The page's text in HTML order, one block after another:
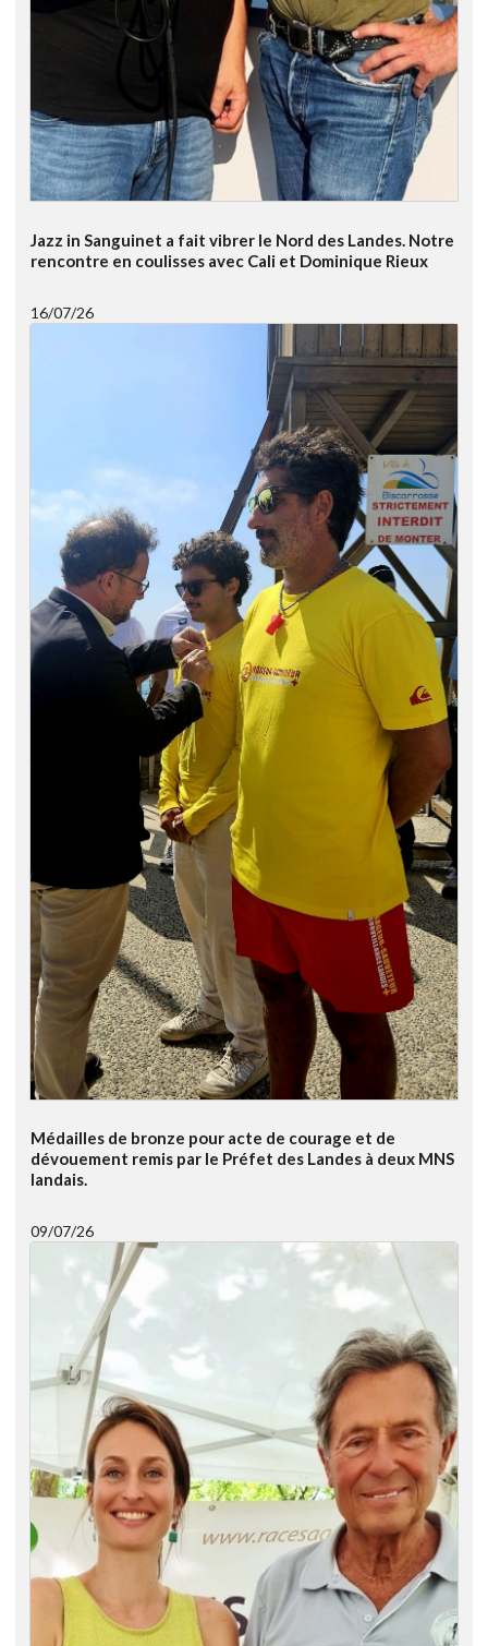
Jazz in Sanguinet a fait vibrer le Nord des Landes. Notre
rencontre en coulisses avec Cali et Dominique Rieux
16/07/26
Médailles de bronze pour acte de courage et de
dévouement remis par le Préfet des Landes à deux MNS
landais.
09/07/26